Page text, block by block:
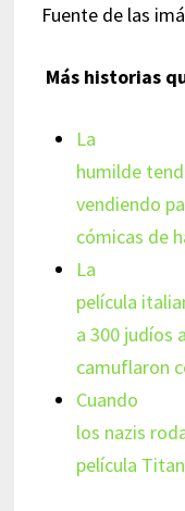
Fuente de las
Más historias
La
humilde
vendiendo
cómicas de
La
película
a 300 judíos
camuflaron
Cuando
los nazis
película